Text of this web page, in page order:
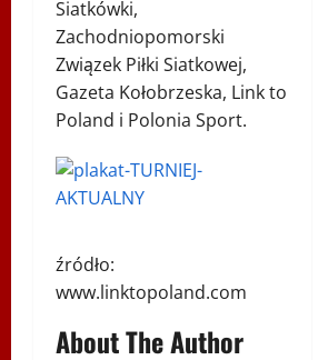
Siatkówki,
Zachodniopomorski
Związek Piłki Siatkowej,
Gazeta Kołobrzeska, Link to
Poland i Polonia Sport.
źródło:
www.linktopoland.com
About The Author